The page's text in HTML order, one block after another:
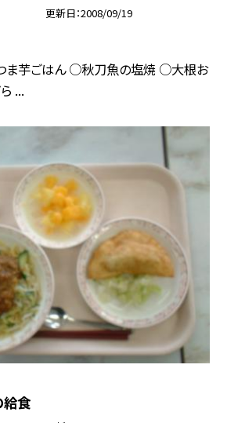
更新日 2008/09/19
ま芋ごはん ○秋刀魚の塩焼 ○大根お
...
食